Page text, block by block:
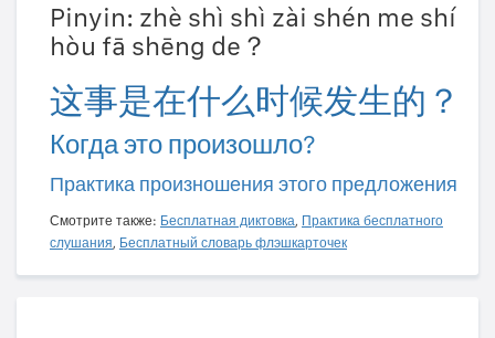
Pinyin: zhè shì shì zài shén me shí
hòu fā shēng de？
这事是在什么时候发生的？
Когда это произошло?
Практика произношения этого предложения
Смотрите также: Бесплатная диктовка, Практика бесплатного
слушания, Бесплатный словарь флэшкарточек